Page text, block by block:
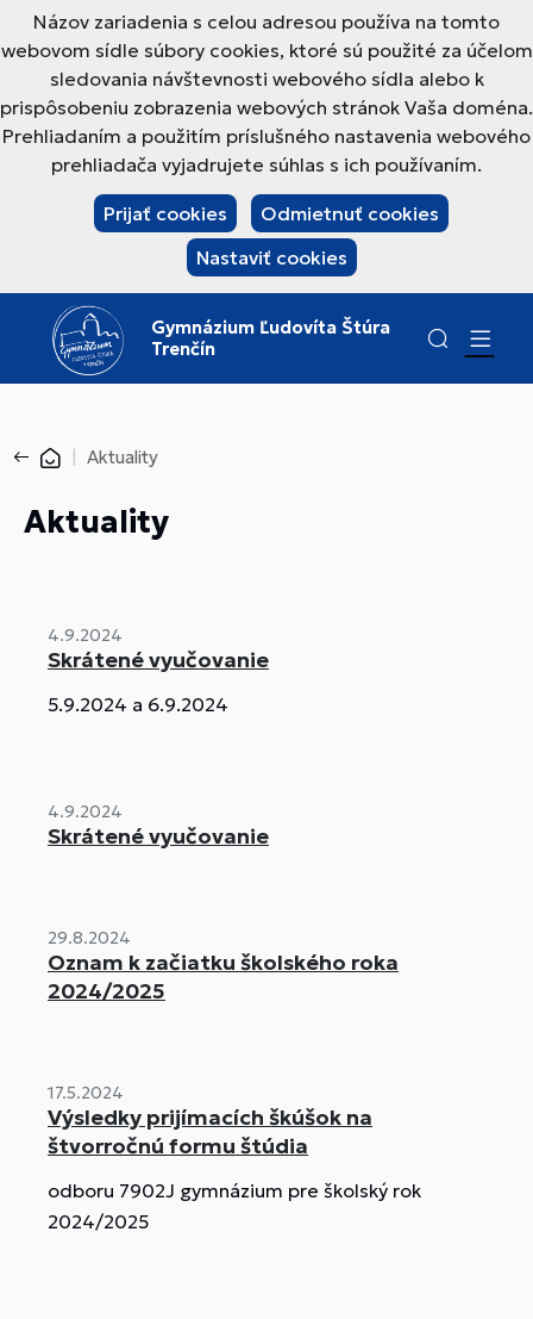
Názov zariadenia s celou adresou používa na tomto
webovom sídle súbory cookies, ktoré sú použité za účelom
sledovania návštevnosti webového sídla alebo k
prispôsobeniu zobrazenia webových stránok Vaša doména.
Prehliadaním a použitím príslušného nastavenia webového
prehliadača vyjadrujete súhlas s ich používaním.
Prijať cookies
Odmietnuť cookies
Nastaviť cookies
Gymnázium Ľudovíta Štúra
Trenčín
Aktuality
Aktuality
4.9.2024
Skrátené vyučovanie
5.9.2024 a 6.9.2024
4.9.2024
Skrátené vyučovanie
29.8.2024
Oznam k začiatku školského roka
2024/2025
17.5.2024
Výsledky prijímacích škúšok na
štvorročnú formu štúdia
odboru 7902J gymnázium pre školský rok
2024/2025